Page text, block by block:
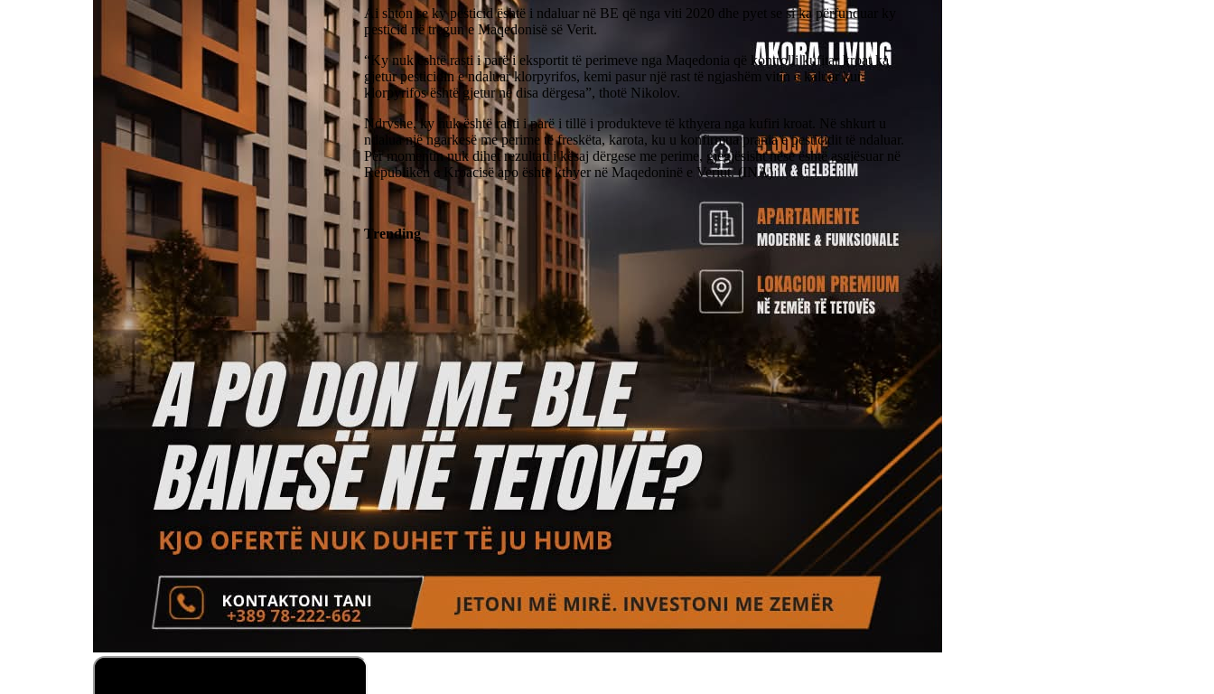
Ai shton se ky pesticid është i ndaluar në BE që nga viti 2020 dhe pyet se si ka përfunduar ky
pesticid në tregun e Maqedonisë së Verit.
“Ky nuk është rasti i parë i eksportit të perimeve nga Maqedonia që kontrolli kufitar kroat ka
gjetur pesticidin e ndaluar klorpyrifos, kemi pasur një rast të ngjashëm vitin e kaluar kur
klorpyrifos është gjetur në disa dërgesa”, thotë Nikolov.
Ndryshe, ky nuk është rasti i parë i tillë i produkteve të kthyera nga kufiri kroat. Në shkurt u
ndalua një ngarkesë me perime të freskëta, karota, ku u konfirmua prania e pesticidit të ndaluar.
Për momentin nuk dihet rezultati i kësaj dërgese me perime, gjegjësisht nëse është asgjësuar në
Republikën e Kroacisë apo është kthyer në Maqedoninë e Veriut. (INA)
Trending